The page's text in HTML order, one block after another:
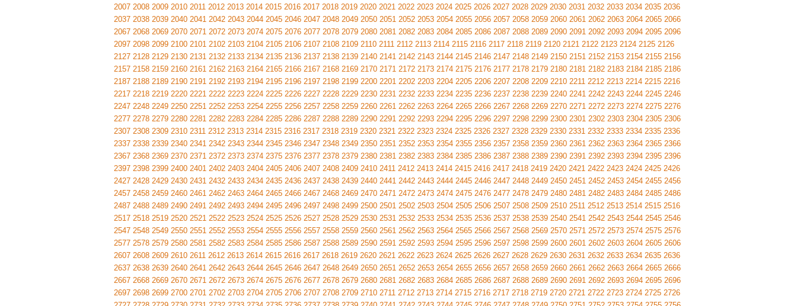
2007 2008 2009 2010 2011 2012 2013 2014 2015 2016 2017 2018 2019 2020 2021 2022 2023 2024 2025 2026 2027 2028 2029 2030 2031 2032 2033 2034 2035 2036
2037 2038 2039 2040 2041 2042 2043 2044 2045 2046 2047 2048 2049 2050 2051 2052 2053 2054 2055 2056 2057 2058 2059 2060 2061 2062 2063 2064 2065 2066
2067 2068 2069 2070 2071 2072 2073 2074 2075 2076 2077 2078 2079 2080 2081 2082 2083 2084 2085 2086 2087 2088 2089 2090 2091 2092 2093 2094 2095 2096
2097 2098 2099 2100 2101 2102 2103 2104 2105 2106 2107 2108 2109 2110 2111 2112 2113 2114 2115 2116 2117 2118 2119 2120 2121 2122 2123 2124 2125 2126
2127 2128 2129 2130 2131 2132 2133 2134 2135 2136 2137 2138 2139 2140 2141 2142 2143 2144 2145 2146 2147 2148 2149 2150 2151 2152 2153 2154 2155 2156
2157 2158 2159 2160 2161 2162 2163 2164 2165 2166 2167 2168 2169 2170 2171 2172 2173 2174 2175 2176 2177 2178 2179 2180 2181 2182 2183 2184 2185 2186
2187 2188 2189 2190 2191 2192 2193 2194 2195 2196 2197 2198 2199 2200 2201 2202 2203 2204 2205 2206 2207 2208 2209 2210 2211 2212 2213 2214 2215 2216
2217 2218 2219 2220 2221 2222 2223 2224 2225 2226 2227 2228 2229 2230 2231 2232 2233 2234 2235 2236 2237 2238 2239 2240 2241 2242 2243 2244 2245 2246
2247 2248 2249 2250 2251 2252 2253 2254 2255 2256 2257 2258 2259 2260 2261 2262 2263 2264 2265 2266 2267 2268 2269 2270 2271 2272 2273 2274 2275 2276
2277 2278 2279 2280 2281 2282 2283 2284 2285 2286 2287 2288 2289 2290 2291 2292 2293 2294 2295 2296 2297 2298 2299 2300 2301 2302 2303 2304 2305 2306
2307 2308 2309 2310 2311 2312 2313 2314 2315 2316 2317 2318 2319 2320 2321 2322 2323 2324 2325 2326 2327 2328 2329 2330 2331 2332 2333 2334 2335 2336
2337 2338 2339 2340 2341 2342 2343 2344 2345 2346 2347 2348 2349 2350 2351 2352 2353 2354 2355 2356 2357 2358 2359 2360 2361 2362 2363 2364 2365 2366
2367 2368 2369 2370 2371 2372 2373 2374 2375 2376 2377 2378 2379 2380 2381 2382 2383 2384 2385 2386 2387 2388 2389 2390 2391 2392 2393 2394 2395 2396
2397 2398 2399 2400 2401 2402 2403 2404 2405 2406 2407 2408 2409 2410 2411 2412 2413 2414 2415 2416 2417 2418 2419 2420 2421 2422 2423 2424 2425 2426
2427 2428 2429 2430 2431 2432 2433 2434 2435 2436 2437 2438 2439 2440 2441 2442 2443 2444 2445 2446 2447 2448 2449 2450 2451 2452 2453 2454 2455 2456
2457 2458 2459 2460 2461 2462 2463 2464 2465 2466 2467 2468 2469 2470 2471 2472 2473 2474 2475 2476 2477 2478 2479 2480 2481 2482 2483 2484 2485 2486
2487 2488 2489 2490 2491 2492 2493 2494 2495 2496 2497 2498 2499 2500 2501 2502 2503 2504 2505 2506 2507 2508 2509 2510 2511 2512 2513 2514 2515 2516
2517 2518 2519 2520 2521 2522 2523 2524 2525 2526 2527 2528 2529 2530 2531 2532 2533 2534 2535 2536 2537 2538 2539 2540 2541 2542 2543 2544 2545 2546
2547 2548 2549 2550 2551 2552 2553 2554 2555 2556 2557 2558 2559 2560 2561 2562 2563 2564 2565 2566 2567 2568 2569 2570 2571 2572 2573 2574 2575 2576
2577 2578 2579 2580 2581 2582 2583 2584 2585 2586 2587 2588 2589 2590 2591 2592 2593 2594 2595 2596 2597 2598 2599 2600 2601 2602 2603 2604 2605 2606
2607 2608 2609 2610 2611 2612 2613 2614 2615 2616 2617 2618 2619 2620 2621 2622 2623 2624 2625 2626 2627 2628 2629 2630 2631 2632 2633 2634 2635 2636
2637 2638 2639 2640 2641 2642 2643 2644 2645 2646 2647 2648 2649 2650 2651 2652 2653 2654 2655 2656 2657 2658 2659 2660 2661 2662 2663 2664 2665 2666
2667 2668 2669 2670 2671 2672 2673 2674 2675 2676 2677 2678 2679 2680 2681 2682 2683 2684 2685 2686 2687 2688 2689 2690 2691 2692 2693 2694 2695 2696
2697 2698 2699 2700 2701 2702 2703 2704 2705 2706 2707 2708 2709 2710 2711 2712 2713 2714 2715 2716 2717 2718 2719 2720 2721 2722 2723 2724 2725 2726